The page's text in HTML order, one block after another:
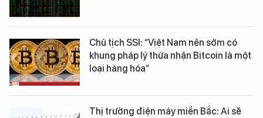
Chủ tịch SSI: “Việt Nam nên sớm có
khung pháp lý thừa nhận Bitcoin là một
loại hàng hóa“
Thị trường điện máy miền Bắc: Ai sẽ